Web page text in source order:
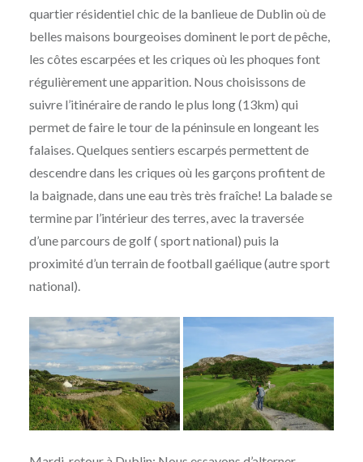
quartier résidentiel chic de la banlieue de Dublin où de
belles maisons bourgeoises dominent le port de pêche,
les côtes escarpées et les criques où les phoques font
régulièrement une apparition. Nous choisissons de
suivre l’itinéraire de rando le plus long (13km) qui
permet de faire le tour de la péninsule en longeant les
falaises. Quelques sentiers escarpés permettent de
descendre dans les criques où les garçons profitent de
la baignade, dans une eau très très fraîche! La balade se
termine par l’intérieur des terres, avec la traversée
d’une parcours de golf ( sport national) puis la
proximité d’un terrain de football gaélique (autre sport
national).